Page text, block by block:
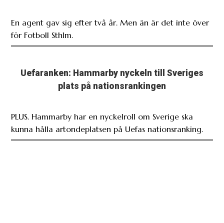
En agent gav sig efter två år. Men än är det inte över
för Fotboll Sthlm.
Uefaranken: Hammarby nyckeln till Sveriges
plats på nationsrankingen
PLUS. Hammarby har en nyckelroll om Sverige ska
kunna hålla artondeplatsen på Uefas nationsranking.